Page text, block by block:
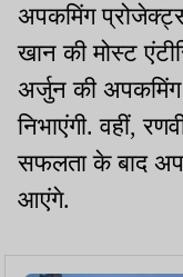
अपकमिंग
खान की मोस्ट
अर्जुन की अपकमिंग
निभाएंगी. वहीं,
सफलता के बाद
आएंगे.